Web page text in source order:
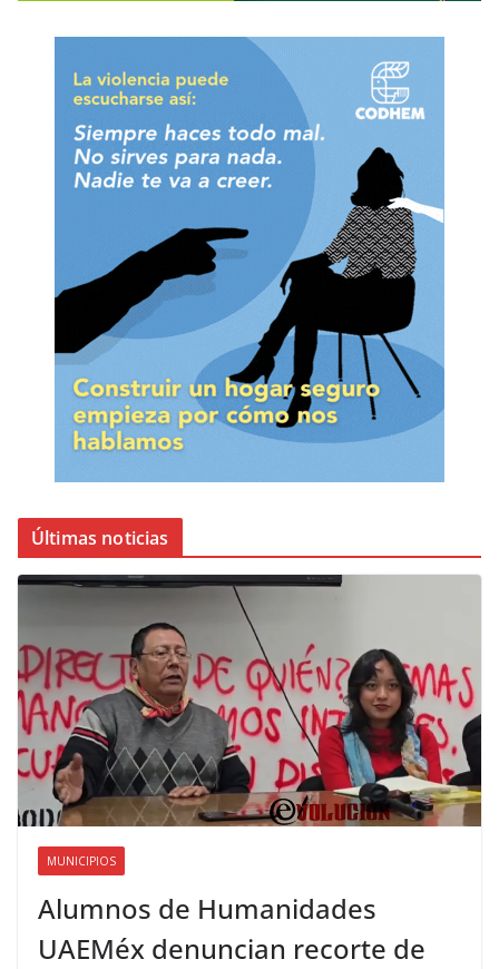
Últimas noticias
MUNICIPIOS
Alumnos de Humanidades
UAEMéx denuncian recorte de